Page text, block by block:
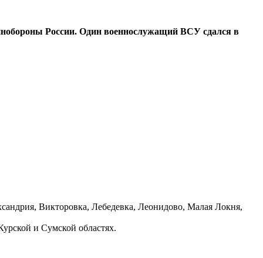
России. Один военнослужащий ВСУ сдался в
Викторовка, Лебедевка, Леонидово, Малая Локня,
и Сумской областях.